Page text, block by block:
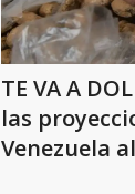
TE VA A
las
Venezuela